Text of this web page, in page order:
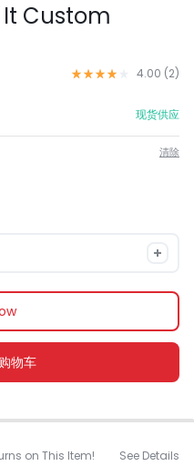
Custom
评级4.00 / 5，已有1位
4.00 (2)
现货供应
清除
物车
on This Item! See Details